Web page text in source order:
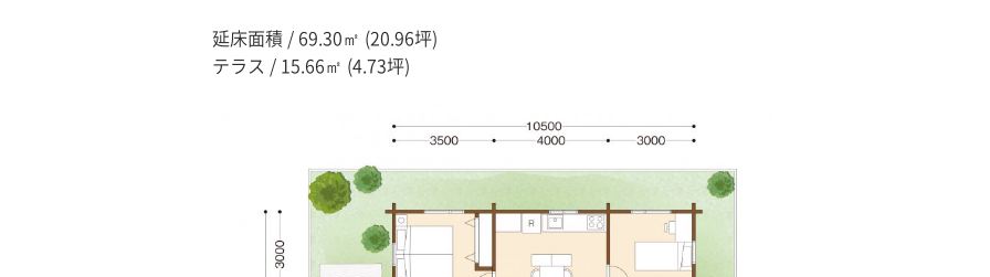
延床面積 / 69.30㎡ (20.96坪)
テラス / 15.66㎡ (4.73坪)